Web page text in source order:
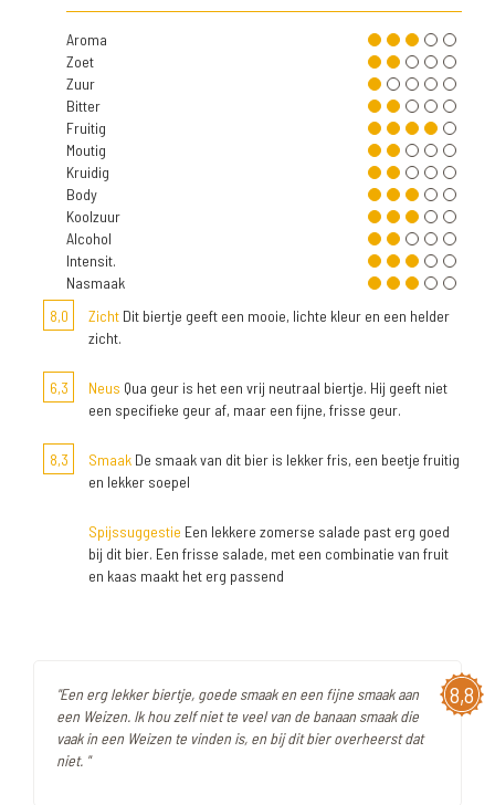
Aroma
Zoet
Zuur
Bitter
Fruitig
Moutig
Kruidig
Body
Koolzuur
Alcohol
Intensit.
Nasmaak
8,0
Zicht Dit biertje geeft een mooie, lichte kleur en een helder
zicht.
6,3 Neus Qua geur is het een vrij neutraal biertje. Hij geeft niet
een specifieke geur af, maar een fijne, frisse geur.
8,3 Smaak De smaak van dit bier is lekker fris, een beetje fruitig
en lekker soepel
Spijssuggestie Een lekkere zomerse salade past erg goed
bij dit bier. Een frisse salade, met een combinatie van fruit
en kaas maakt het erg passend
8,8
"Een erg lekker biertje, goede smaak en een fijne smaak aan
een Weizen. Ik hou zelf niet te veel van de banaan smaak die
vaak in een Weizen te vinden is, en bij dit bier overheerst dat
niet. "